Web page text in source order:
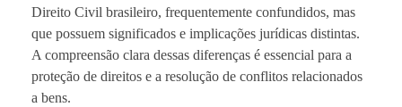
Direito Civil brasileiro, frequentemente confundidos, mas
que possuem significados e implicações jurídicas distintas.
A compreensão clara dessas diferenças é essencial para a
proteção de direitos e a resolução de conflitos relacionados
a bens.